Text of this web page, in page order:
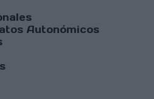
Autonómicos